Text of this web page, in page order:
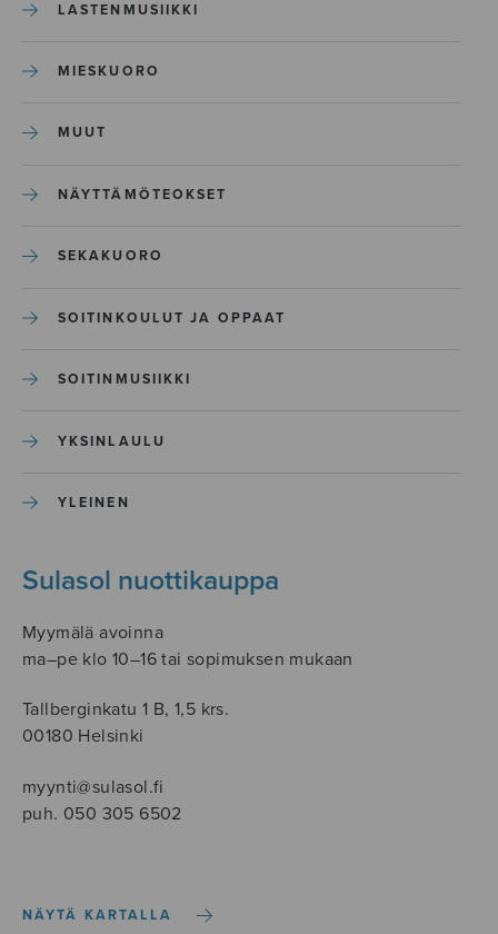
LASTENMUSIIKKI
MIESKUORO
MUUT
NÄYTTÄMÖTEOKSET
SEKAKUORO
SOITINKOULUT JA OPPAAT
SOITINMUSIIKKI
YKSINLAULU
YLEINEN
Sulasol nuottikauppa
Myymälä avoinna
ma–pe klo 10–16 tai sopimuksen mukaan
Tallberginkatu 1 B, 1,5 krs.
00180 Helsinki
myynti@sulasol.fi
puh. 050 305 6502
NÄYTÄ KARTALLA